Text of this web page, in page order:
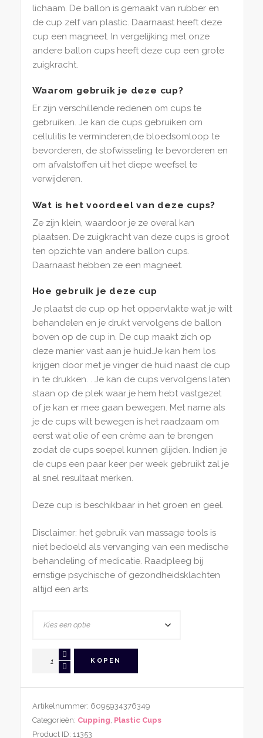
lichaam. De ballon is gemaakt van rubber en
de cup zelf van plastic. Daarnaast heeft deze
cup een magneet. In vergelijking met onze
andere ballon cups heeft deze cup een grote
zuigkracht.
Waarom gebruik je deze cup?
Er zijn verschillende redenen om cups te
gebruiken. Je kan de cups gebruiken om
cellulitis te verminderen,de bloedsomloop te
bevorderen, de stofwisseling te bevorderen en
om afvalstoffen uit het diepe weefsel te
verwijderen.
Wat is het voordeel van deze cups?
Ze zijn klein, waardoor je ze overal kan
plaatsen. De zuigkracht van deze cups is groot
ten opzichte van andere ballon cups.
Daarnaast hebben ze een magneet.
Hoe gebruik je deze cup
Je plaatst de cup op het oppervlakte wat je wilt
behandelen en je drukt vervolgens de ballon
boven op de cup in. De cup maakt zich op
deze manier vast aan je huid.Je kan hem los
krijgen door met je vinger de huid naast de cup
in te drukken. . Je kan de cups vervolgens laten
staan op de plek waar je hem hebt vastgezet
of je kan er mee gaan bewegen. Met name als
je de cups wilt bewegen is het raadzaam om
eerst wat olie of een crème aan te brengen
zodat de cups soepel kunnen glijden. Indien je
de cups een paar keer per week gebruikt zal je
al snel resultaat merken.
Deze cup is beschikbaar in het groen en geel.
Disclaimer: het gebruik van massage tools is
niet bedoeld als vervanging van een medische
behandeling of medicatie. Raadpleeg bij
ernstige psychische of gezondheidsklachten
altijd een arts.
diameter
aantal
KOPEN
Artikelnummer: 6095934376349
Categorieën: Cupping, Plastic Cups
Product ID: 11353